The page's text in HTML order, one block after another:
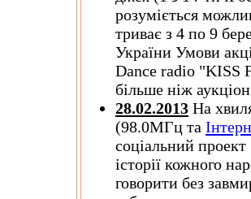
розуміється
триває з 4 по 9
України Умови
Dance radio "KISS
більше ніж
28.02.2013 На
(98.0МГц та
соціальний
історії кожного
говорити без